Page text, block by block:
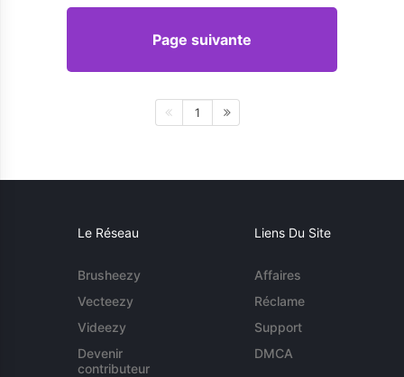
Page suivante
1
Le Réseau
Brusheezy
Vecteezy
Videezy
Devenir
contributeur
Liens Du Site
Affaires
Réclame
Support
DMCA